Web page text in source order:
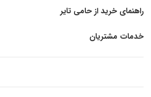
کنندگان خود به همراه دارند در حالیکه
از ویژگی های رفاهی مانند رانندگی
نرم و راحت و کم صدا، در سطحی
برای خرید آنلاین لاستیک لاستیک جی
افزودن به سبد خرید بزنید و سپس از
راهنمای خرید از حامی تایر
خدمات مشتریان